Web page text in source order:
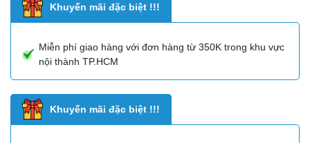
Khuyến mãi đặc biệt !!!
Miễn phí giao hàng với đơn hàng từ 350K trong khu vực
nội thành TP.HCM
Khuyến mãi đặc biệt !!!